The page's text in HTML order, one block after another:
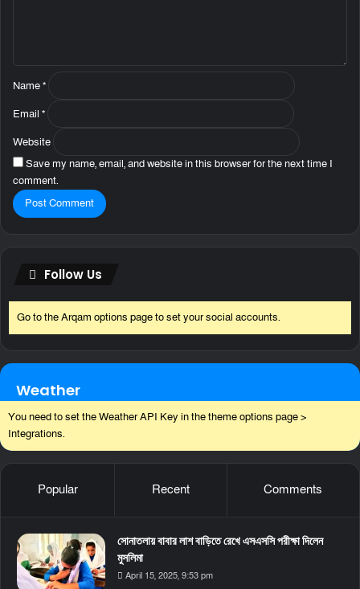
Name*
Email *
Website
Save my name, email, and website in this browser for the next time I
comment.
Follow Us
Go to the Arqam options page to set your social accounts.
Weather
You need to set the Weather API Key in the theme options page >
Integrations.
Popular Recent Comments
সোনাতলায় বাবার লাশ বাড়িতে রেখে এসএসসি পরীক্ষা দিলেন
মুসলিমা
April 15, 2025, 9:53 pm